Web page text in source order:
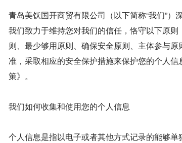
青岛美饫国开商贸有限公司（以下简称“我们”）
我们致力于维持您对我们的信任，恪守以下原
则、最少够用原则、确保安全原则、主体参与
准，采取相应的安全保护措施来保护您的个人
策》。
我们如何收集和使用您的个人信息
个人信息是指以电子或者其他方式记录的能够